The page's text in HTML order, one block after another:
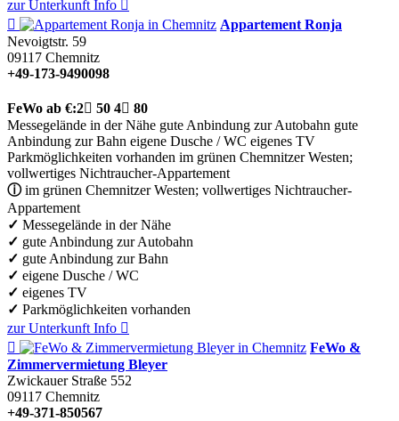
zur Unterkunft Info 

Appartement Ronja
Nevoigtstr. 59
09117 Chemnitz
+49-173-9490098
FeWo ab €:2 50 4 80
Messegelände in der Nähe gute Anbindung zur Autobahn gute
Anbindung zur Bahn eigene Dusche / WC eigenes TV
Parkmöglichkeiten vorhanden im grünen Chemnitzer Westen;
vollwertiges Nichtraucher-Appartement
ⓘim grünen Chemnitzer Westen; vollwertiges Nichtraucher-
Appartement
✓ Messegelände in der Nähe
✓ gute Anbindung zur Autobahn
✓ gute Anbindung zur Bahn
✓ eigene Dusche / WC
✓ eigenes TV
✓ Parkmöglichkeiten vorhanden
zur Unterkunft Info 

FeWo &
Zimmervermietung Bleyer
Zwickauer Straße 552
09117 Chemnitz
+49-371-850567